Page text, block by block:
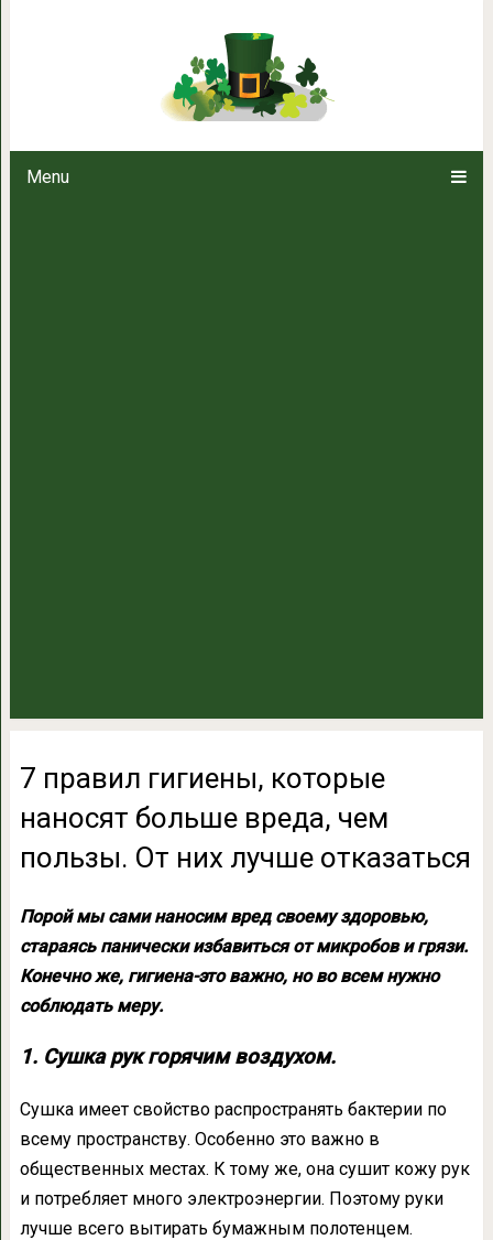
Menu
7 правил гигиены, которые
пользы. От них
7 правил гигиены, которые
наносят больше вреда, чем
пользы. От них лучше отказаться
Порой мы сами наносим вред своему здоровью,
стараясь панически избавиться от микробов и грязи.
Конечно же, гигиена-это важно, но во всем нужно
соблюдать меру.
1. Сушка рук горячим воздухом.
Сушка имеет свойство распространять бактерии по
всему пространству. Особенно это важно в
общественных местах. К тому же, она сушит кожу рук
и потребляет много электроэнергии. Поэтому руки
лучше всего вытирать бумажным полотенцем.